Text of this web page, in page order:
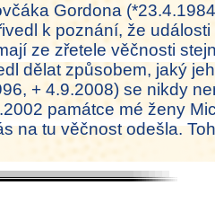
Gordona
k poznání, že
ze zřetele věčnosti
dělat způsobem, jaký
+ 4.9.2008) se nikdy
památce mé ženy
na tu věčnost odešla.